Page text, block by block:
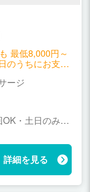
最低8,000円～
のうちにお支払
いので安心で
100人接客まで
給与 新人スタ
の昇給制度があ
給は8,000円で
くは、リピート
たせば12段階
・本指名
ージ
OK・土日のみO
詳細を見る